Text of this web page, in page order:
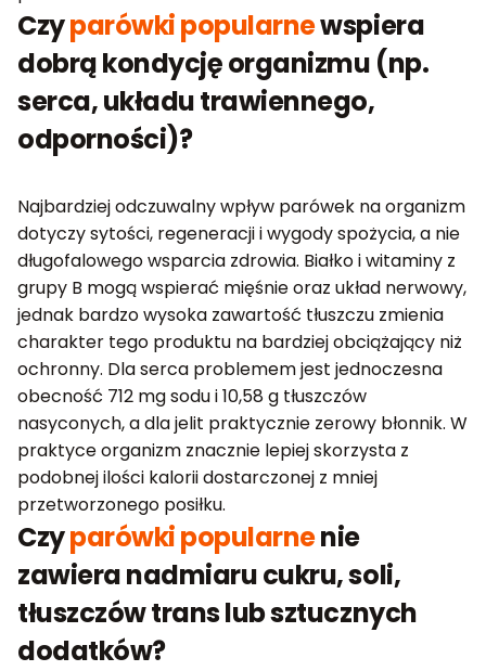
Czyparówki popularnewspiera
dobrą kondycję organizmu (np.
serca, układu trawiennego,
odporności)?
Najbardziej odczuwalny wpływ parówek na organizm
dotyczy sytości, regeneracji i wygody spożycia, a nie
długofalowego wsparcia zdrowia. Białko i witaminy z
grupy B mogą wspierać mięśnie oraz układ nerwowy,
jednak bardzo wysoka zawartość tłuszczu zmienia
charakter tego produktu na bardziej obciążający niż
ochronny. Dla serca problemem jest jednoczesna
obecność 712 mg sodu i 10,58 g tłuszczów
nasyconych, a dla jelit praktycznie zerowy błonnik. W
praktyce organizm znacznie lepiej skorzysta z
podobnej ilości kalorii dostarczonej z mniej
przetworzonego posiłku.
Czyparówki popularnenie
zawiera nadmiaru cukru, soli,
tłuszczów trans lub sztucznych
dodatków?